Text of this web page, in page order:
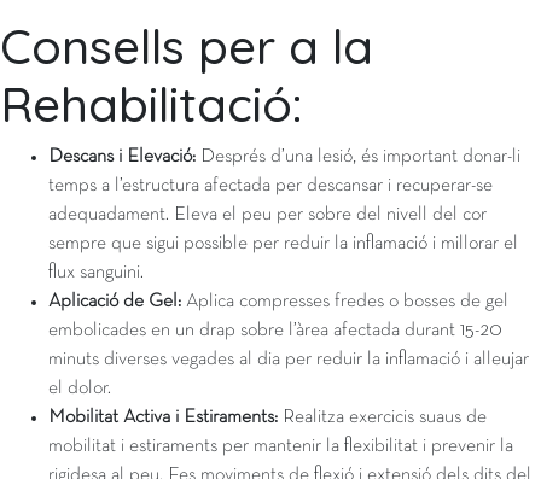
Consells per a la
Rehabilitació:
Descans i Elevació: Després d’una lesió, és important donar-li
temps a l’estructura afectada per descansar i recuperar-se
adequadament. Eleva el peu per sobre del nivell del cor
sempre que sigui possible per reduir la inflamació i millorar el
flux sanguini.
Aplicació de Gel: Aplica compresses fredes o bosses de gel
embolicades en un drap sobre l’àrea afectada durant 15-20
minuts diverses vegades al dia per reduir la inflamació i alleujar
el dolor.
Mobilitat Activa i Estiraments: Realitza exercicis suaus de
mobilitat i estiraments per mantenir la flexibilitat i prevenir la
rigidesa al peu. Fes moviments de flexió i extensió dels dits del